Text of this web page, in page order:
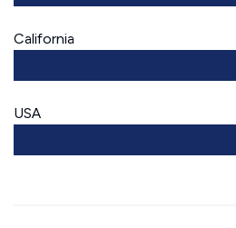
California
USA